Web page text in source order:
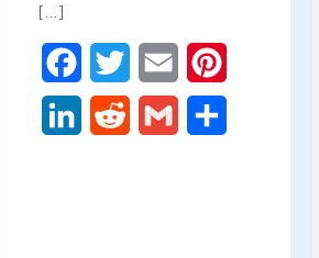
[…]
FacebookTwitterEmail
LinkedInReddit Gmail